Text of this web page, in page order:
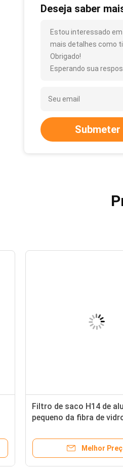
Deseja saber
Estou interessado
mais detalhes como
Obrigado!
Esperando sua
Submeter
Filtro de saco H14 de
pequeno da fibra de
Melhor